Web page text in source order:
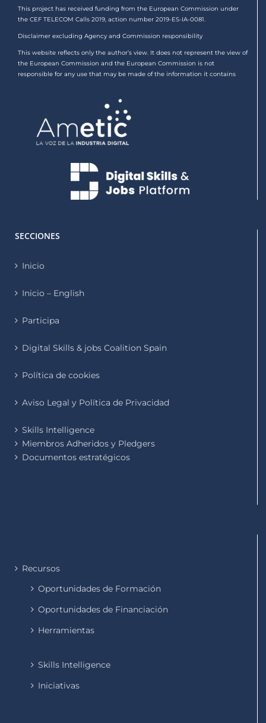
This project has received funding from the European Commission under
the CEF TELECOM Calls 2019, action number 2019-ES-IA-0081.
Disclaimer excluding Agency and Commission responsibility
This website reflects only the author’s view. It does not represent the view of
the European Commission and the European Commission is not
responsible for any use that may be made of the information it contains
SECCIONES
Inicio
Inicio – English
Participa
Digital Skills & jobs Coalition Spain
Política de cookies
Aviso Legal y Política de Privacidad
Skills Intelligence
Miembros Adheridos y Pledgers
Documentos estratégicos
Recursos
Oportunidades de Formación
Oportunidades de Financiación
Herramientas
Skills Intelligence
Iniciativas